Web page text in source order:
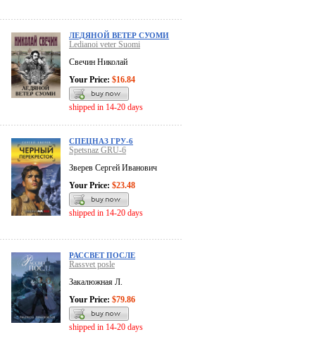
ЛЕДЯНОЙ ВЕТЕР СУОМИ
Ledianoi veter Suomi
Свечин Николай
Your Price: $16.84
shipped in 14-20 days
СПЕЦНАЗ ГРУ-6
Spetsnaz GRU-6
Зверев Сергей Иванович
Your Price: $23.48
shipped in 14-20 days
РАССВЕТ ПОСЛЕ
Rassvet posle
Закалюжная Л.
Your Price: $79.86
shipped in 14-20 days